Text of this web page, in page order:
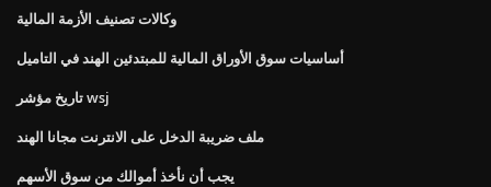
وكالات تصنيف الأزمة المالية
أساسيات سوق الأوراق المالية للمبتدئين الهند في التاميل
تاريخ مؤشر wsj
ملف ضريبة الدخل على الانترنت مجانا الهند
يجب أن نأخذ أموالك من سوق الأسهم